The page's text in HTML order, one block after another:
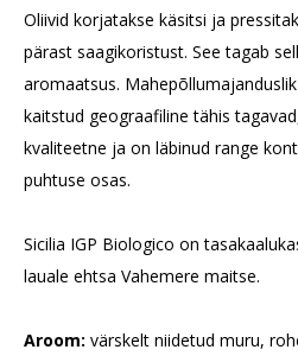
Oliivid korjatakse käsitsi ja
pärast saagikoristust. See tagab
aromaatsus.
kaitstud geograafiline tähis
kvaliteetne ja on läbinud range
puhtuse osas.
Sicilia IGP Biologico on
lauale ehtsa Vahemere maitse.
Aroom: värskelt niidetud muru,